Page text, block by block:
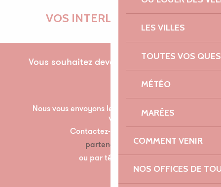
LES VILLES
TOUTES VOS
MÉTÉO
MARÉES
COMMENT VENIR
NOS OFFICES DE
VOS INTERLOCUTRICES
Vous souhaitez devenir partenaire pour la
première fois ?
Nous vous envoyons les documents nécessaire à
votre partenariat par mail.
Contactez-nous à l’adresse suivante :
partenariats@lannion-tregor.com
ou par téléphone au 07 86 04 60 30